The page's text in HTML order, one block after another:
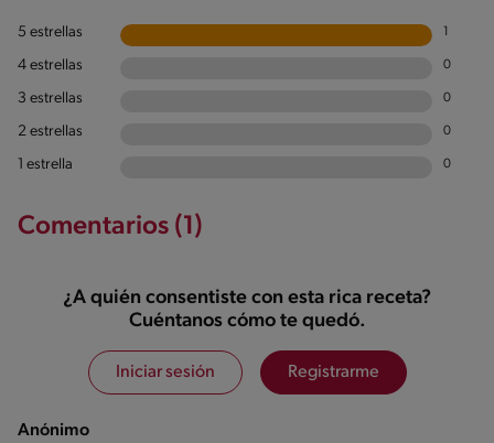
5 estrellas
4 estrellas 0
3 estrellas 0
2 estrellas 0
1 estrella 0
Comentarios (1)
¿A quién consentiste con esta rica receta?
Cuéntanos cómo te quedó.
Iniciar sesión Registrarme
Anónimo